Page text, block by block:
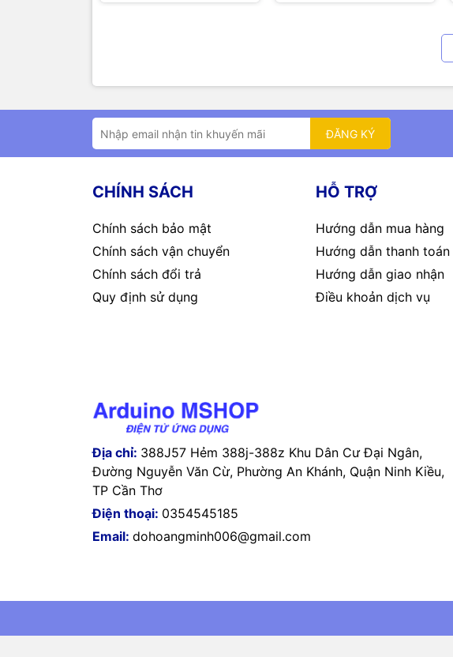
ĐĂNG KÝ
CHÍNH SÁCH
Chính sách bảo mật
Chính sách vận chuyển
Chính sách đổi trả
Quy định sử dụng
HỖ TRỢ
Hướng dẫn mua hàng
Hướng dẫn thanh toán
Hướng dẫn giao nhận
Điều khoản dịch vụ
Địa chỉ: 388J57 Hẻm 388j-388z Khu Dân Cư Đại Ngân,
Đường Nguyễn Văn Cừ, Phường An Khánh, Quận Ninh Kiều,
TP Cần Thơ
Điện thoại: 0354545185
Email: dohoangminh006@gmail.com